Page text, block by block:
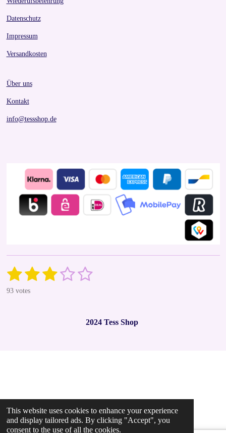
This website uses cookies to enhance your experience
and display tailored ads. By clicking "Accept", you
consent to the use of all the cookies.
Datenschutz
Impressum
Versandkosten
Über uns
Kontakt
info@tessshop.de
R
t
4
9
4
6
1
s
2
s
3 4 5
r
a
93 votes
2024 Tess Shop